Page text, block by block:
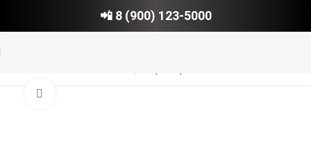
📲 8 (900) 123-5000